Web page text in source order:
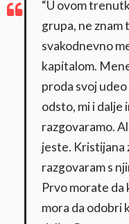
“U ovom
grupa, ne znam
svakodnevno
kapitalom.
proda svoj
odsto, mi i dalje
razgovaramo.
jeste. Kristijana
razgovaram s
Prvo morate
mora da odobri